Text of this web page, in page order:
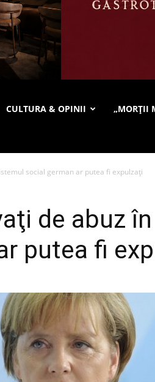
CULTURA & OPINII „MORȚII
social german ar putea fi expulzaţi
de abuz
putea fi